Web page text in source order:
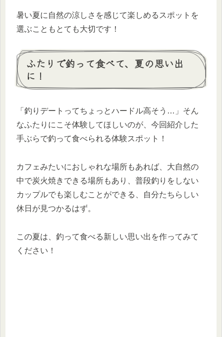
暑い夏に自然の涼しさを感じて楽しめるスポットを
選ぶこともとても大切です！
ふたりで釣って食べて、夏の思い出
に！
「釣りデートってちょっとハードル高そう…」そん
なふたりにこそ体験してほしいのが、今回紹介した
手ぶらで釣って食べられる体験スポット！
カフェみたいにおしゃれな場所もあれば、大自然の
中で炭火焼きできる場所もあり、普段釣りをしない
カップルでも楽しむことができる、自分たちらしい
休日が見つかるはず。
この夏は、釣って食べる新しい思い出を作ってみて
ください！